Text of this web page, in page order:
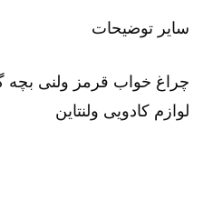
سایر توضیحات
چراغ خواب قرمز ولنی بچه
لوازم کادویی ولنتاین